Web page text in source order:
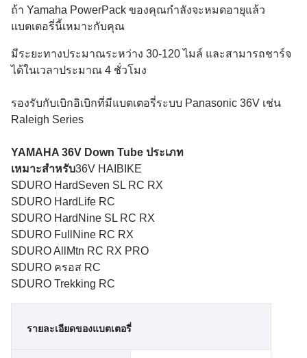
ถ้า Yamaha PowerPack ของคุณกําลังจะหมดอายุแล้ว
แบตเตอรี่นี้เหมาะกับคุณ
มีระยะทางประมาณระหว่าง 30-120 ไมล์ และสามารถชาร์จ
ได้ในเวลาประมาณ 4 ชั่วโมง
รองรับกับเบิกอิเบิกที่มีแบตเตอรี่ระบบ Panasonic 36V เช่น
Raleigh Series
YAMAHA 36V Down Tube ประเภท
เหมาะสําหรับ36V HAIBIKE
SDURO HardSeven SL RC RX
SDURO HardLife RC
SDURO HardNine SL RC RX
SDURO FullNine RC RX
SDURO AllMtn RC RX PRO
SDURO ครอส RC
SDURO Trekking RC
รายละเอียดของแบตเตอรี่